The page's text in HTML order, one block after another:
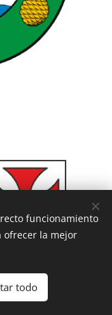
funcionamiento
ofrecer la mejor
todo